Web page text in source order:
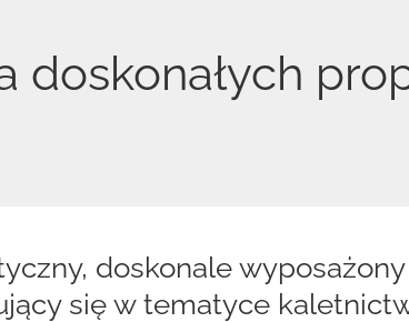
doskonałych
doskonale
się w tematyce